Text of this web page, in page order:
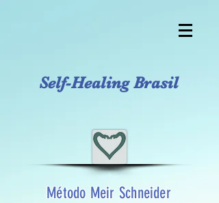
Self-Healing Brasil
Método Meir Schneider